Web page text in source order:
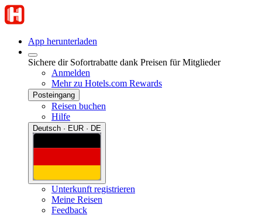
App herunterladen
Sichere dir Sofortrabatte dank Preisen für Mitglieder
Anmelden
Mehr zu Hotels.com Rewards
Posteingang
Reisen buchen
Hilfe
Deutsch · EUR · DE
Unterkunft registrieren
Meine Reisen
Feedback